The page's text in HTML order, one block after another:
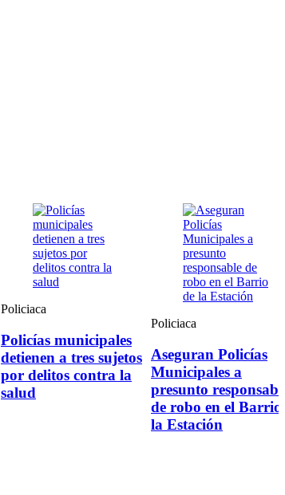
Policiaca
Policías municipales
detienen a tres sujetos
por delitos contra la
salud
Policiaca
Aseguran Policías
Municipales a
presunto
de robo en el Barrio
la Estación